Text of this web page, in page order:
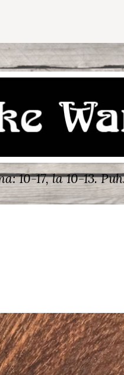
10-17, la 10-13.